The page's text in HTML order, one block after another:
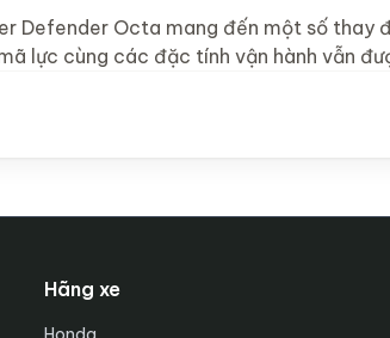
Defender Octa mang đến một số thay
lực cùng các đặc tính vận hành vẫn
Hãng xe